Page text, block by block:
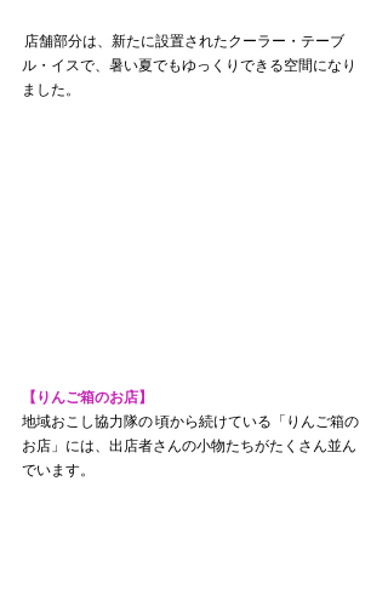
店舗部分は、新たに設置されたクーラー・テーブ
ル・イスで、暑い夏でもゆっくりできる空間になり
ました。
【りんご箱のお店】
地域おこし協力隊の 頃から続けている「りんご箱の
お店」には、出店者さんの小物たちがたくさん並ん
でいます。